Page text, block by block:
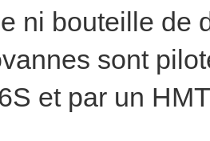
ni bouteille de
sont
et par un